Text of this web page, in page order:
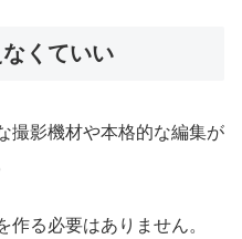
くていい
撮影機材や本格的な編集が
作る必要はありません。